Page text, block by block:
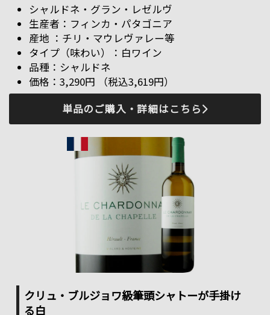
シャルドネ・グラン・レゼルヴ
フィンカ・パタゴニア
チリ・マウレヴァレー等
白ワイン
シャルドネ
3,290円 （税込3,619円）
単品のご購入・詳細はこちら
クリュ・ブルジョワ級筆頭シャトーが手掛け
る白